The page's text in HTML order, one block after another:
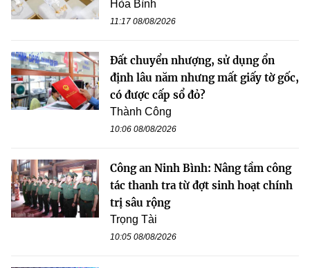
Hòa Bình
11:17 08/08/2026
Đất chuyển nhượng, sử dụng ổn
định lâu năm nhưng mất giấy tờ gốc,
có được cấp sổ đỏ?
Thành Công
10:06 08/08/2026
Công an Ninh Bình: Nâng tầm công
tác thanh tra từ đợt sinh hoạt chính
trị sâu rộng
Trọng Tài
10:05 08/08/2026